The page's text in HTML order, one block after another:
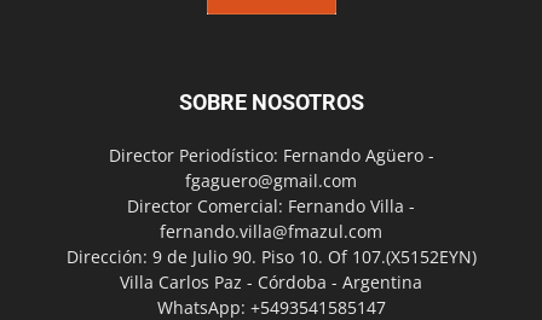
SOBRE NOSOTROS
Director Periodístico: Fernando Agüero -
fgaguero@gmail.com
Director Comercial: Fernando Villa -
fernando.villa@fmazul.com
Dirección: 9 de Julio 90. Piso 10. Of 107.(X5152EYN)
Villa Carlos Paz - Córdoba - Argentina
WhatsApp: +5493541585147